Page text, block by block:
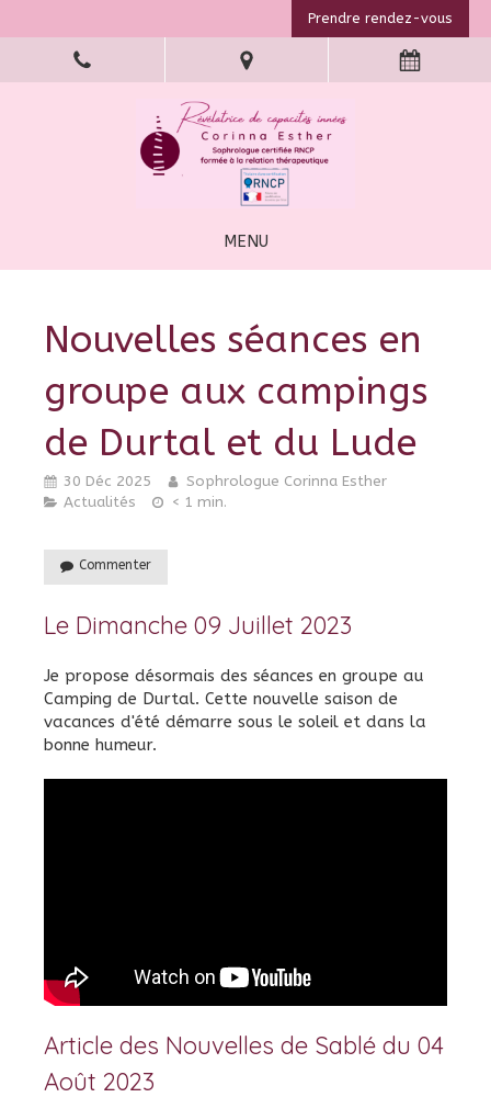
Prendre rendez-vous
MENU
Nouvelles séances en
groupe aux campings
de Durtal et du Lude
30 Déc 2025
Sophrologue Corinna Esther
Actualités
< 1 min.
Commenter
Le Dimanche 09 Juillet 2023
Je propose désormais des séances en groupe au
Camping de Durtal. Cette nouvelle saison de
vacances d'été démarre sous le soleil et dans la
bonne humeur.
Article des Nouvelles de Sablé du 04
Août 2023